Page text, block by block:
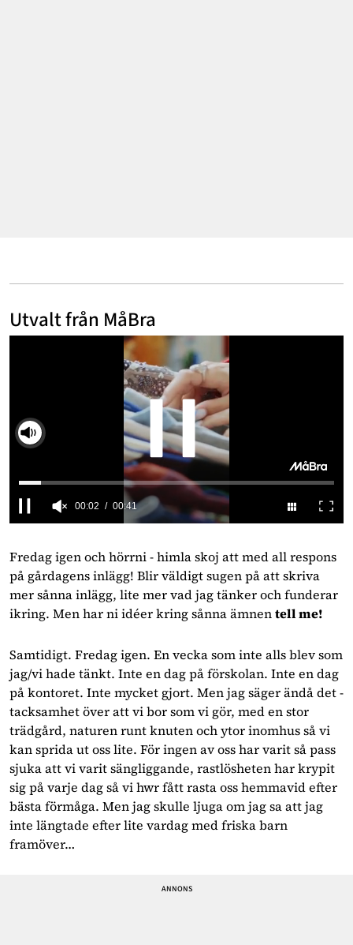
Utvalt från MåBra
of
seconds
Fredag igen och hörrni - himla skoj att med all respons
på gårdagens inlägg! Blir väldigt sugen på att skriva
mer sånna inlägg, lite mer vad jag tänker och funderar
ikring. Men har ni idéer kring sånna ämnen tell me!
Samtidigt. Fredag igen. En vecka som inte alls blev som
jag/vi hade tänkt. Inte en dag på förskolan. Inte en dag
på kontoret. Inte mycket gjort. Men jag säger ändå det -
tacksamhet över att vi bor som vi gör, med en stor
trädgård, naturen runt knuten och ytor inomhus så vi
kan sprida ut oss lite. För ingen av oss har varit så pass
sjuka att vi varit sängliggande, rastlösheten har krypit
sig på varje dag så vi hwr fått rasta oss hemmavid efter
bästa förmåga. Men jag skulle ljuga om jag sa att jag
inte längtade efter lite vardag med friska barn
framöver…